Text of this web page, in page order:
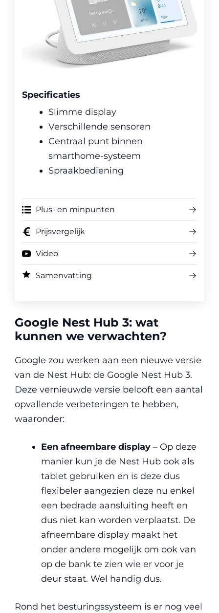
Specificaties
Slimme display
Verschillende sensoren
Centraal punt binnen
smarthome-systeem
Spraakbediening
Plus- en minpunten
Prijsvergelijk
Video
Samenvatting
Google Nest Hub 3: wat
kunnen we verwachten?
Google zou werken aan een nieuwe versie
van de Nest Hub: de Google Nest Hub 3.
Deze vernieuwde versie belooft een aantal
opvallende verbeteringen te hebben,
waaronder:
Een afneembare display – Op deze
manier kun je de Nest Hub ook als
tablet gebruiken en is deze dus
flexibeler aangezien deze nu enkel
een bedrade aansluiting heeft en
dus niet kan worden verplaatst. De
afneembare display maakt het
onder andere mogelijk om ook van
op de bank te zien wie er voor je
deur staat. Wel handig dus.
Rond het besturingssysteem is er nog veel